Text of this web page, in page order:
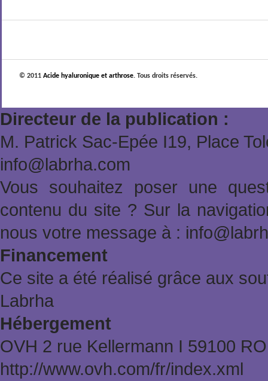
© 2011Acide hyaluronique et arthrose. Tous droits réservés.
Directeur de la publication :
M. Patrick Sac-Epée Ι19, Place
info@labrha.com
Vous souhaitez poser une
contenu du site ? Sur la
nous votre message à :
Financement
Ce site a été réalisé grâce aux
Labrha
Hébergement
OVH 2 rue Kellermann Ι 59100
http://www.ovh.com/fr/index.xml